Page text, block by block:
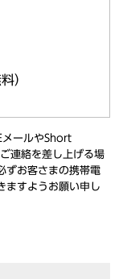
）
メールやShort
連絡を差し上げる場
ずお客さまの携帯電
ますようお願い申し